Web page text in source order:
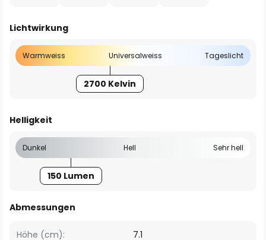
Lichtwirkung
Warmweiss Universalweiss Tageslicht
2700 Kelvin
Helligkeit
Dunkel Hell Sehr hell
150 Lumen
Abmessungen
Höhe (cm): 7.1